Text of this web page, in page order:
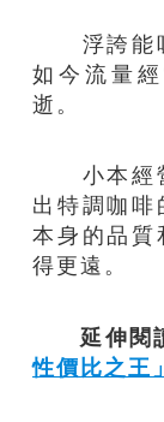
浮誇能吸
如今流量
逝。
小本經營
出特調咖啡
本身的品質
得更遠。
延伸閱
性價比之王